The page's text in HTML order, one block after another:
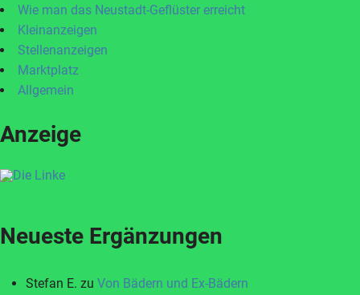
Wie man das Neustadt-Geflüster erreicht
Kleinanzeigen
Stellenanzeigen
Marktplatz
Allgemein
Anzeige
Neueste Ergänzungen
Stefan E. zu Von Bädern und Ex-Bädern